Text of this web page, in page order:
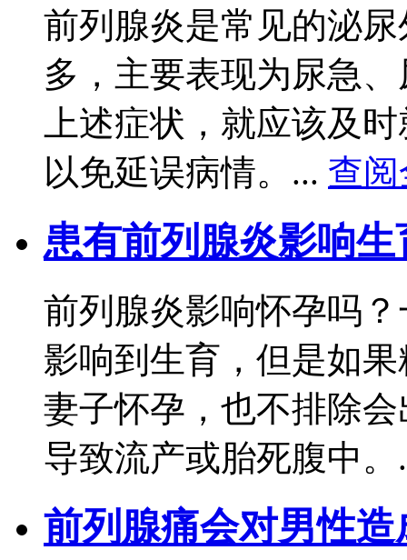
前列腺炎是常见的泌
多，主要表现为尿急
上述症状，就应该及
以免延误病情。... 查
患有前列腺炎影响生
前列腺炎影响怀孕吗
影响到生育，但是如
妻子怀孕，也不排除
导致流产或胎死腹中
前列腺痛会对男性